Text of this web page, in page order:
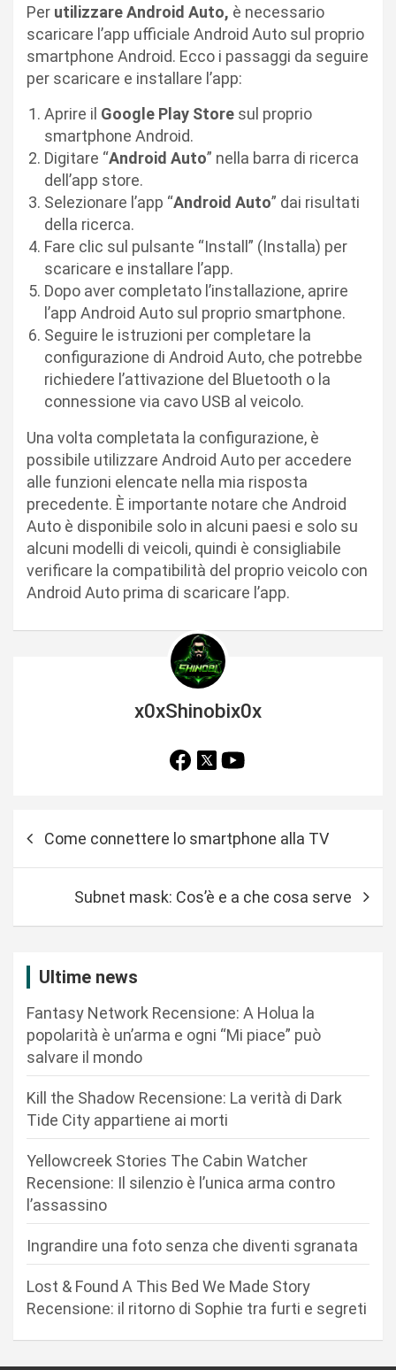
Per utilizzare Android Auto, è necessario
scaricare l’app ufficiale Android Auto sul proprio
smartphone Android. Ecco i passaggi da seguire
per scaricare e installare l’app:
Aprire il Google Play Store sul proprio
smartphone Android.
Digitare “Android Auto” nella barra di ricerca
dell’app store.
Selezionare l’app “Android Auto” dai risultati
della ricerca.
Fare clic sul pulsante “Install” (Installa) per
scaricare e installare l’app.
Dopo aver completato l’installazione, aprire
l’app Android Auto sul proprio smartphone.
Seguire le istruzioni per completare la
configurazione di Android Auto, che potrebbe
richiedere l’attivazione del Bluetooth o la
connessione via cavo USB al veicolo.
Una volta completata la configurazione, è
possibile utilizzare Android Auto per accedere
alle funzioni elencate nella mia risposta
precedente. È importante notare che Android
Auto è disponibile solo in alcuni paesi e solo su
alcuni modelli di veicoli, quindi è consigliabile
verificare la compatibilità del proprio veicolo con
Android Auto prima di scaricare l’app.
x0xShinobix0x
i
Come connettere lo smartphone alla TV
Subnet mask: Cos’è e a che cosa serve
Ultime news
Fantasy Network Recensione: A Holua la
popolarità è un’arma e ogni “Mi piace” può
salvare il mondo
Kill the Shadow Recensione: La verità di Dark
Tide City appartiene ai morti
Yellowcreek Stories The Cabin Watcher
Recensione: Il silenzio è l’unica arma contro
l’assassino
Ingrandire una foto senza che diventi sgranata
Lost & Found A This Bed We Made Story
Recensione: il ritorno di Sophie tra furti e segreti